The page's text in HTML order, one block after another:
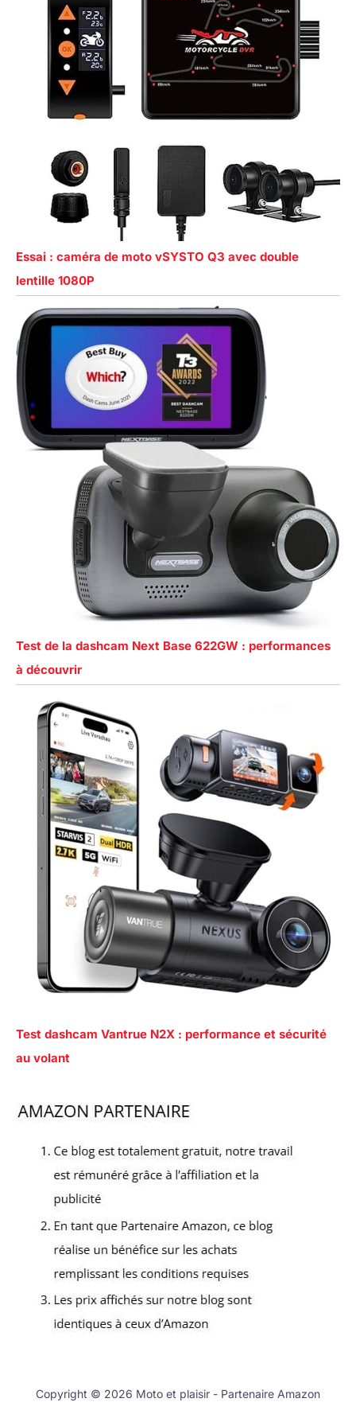
Essai : caméra de moto vSYSTO Q3 avec double
lentille 1080P
Test de la dashcam Next Base 622GW : performances
à découvrir
Test dashcam Vantrue N2X : performance et sécurité
au volant
Copyright © 2026 Moto et plaisir - Partenaire Amazon